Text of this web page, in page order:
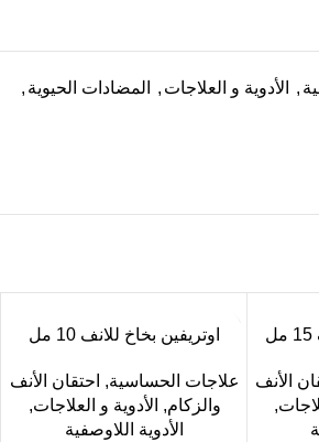
, الأدوية و العلاجات , المضادات الحيوية ,
الأنف
,
اوتريفين بخاخ للانف 10 مل
علاجات الحساسية, احتقان الأنف
والزكام, الأدوية و العلاجات,
الأدوية اللاوصفية